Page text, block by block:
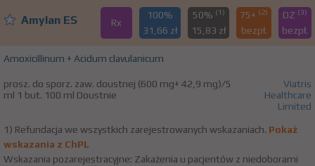
Amylan ES Rx
100%
31,66 zł
50% (1)
15,83 zł
75+ (2)
bezpł.
DZ (3)
bezpł.
Amoxicillinum + Acidum clavulanicum
prosz. do sporz. zaw. doustnej (600 mg+ 42,9 mg)/5
ml 1 but. 100 ml Doustnie
Viatris
Healthcare
Limited
1) Refundacja we wszystkich zarejestrowanych wskazaniach. Pokaż
wskazania z ChPL
Wskazania pozarejestracyjne: Zakażenia u pacjentów z niedoborami